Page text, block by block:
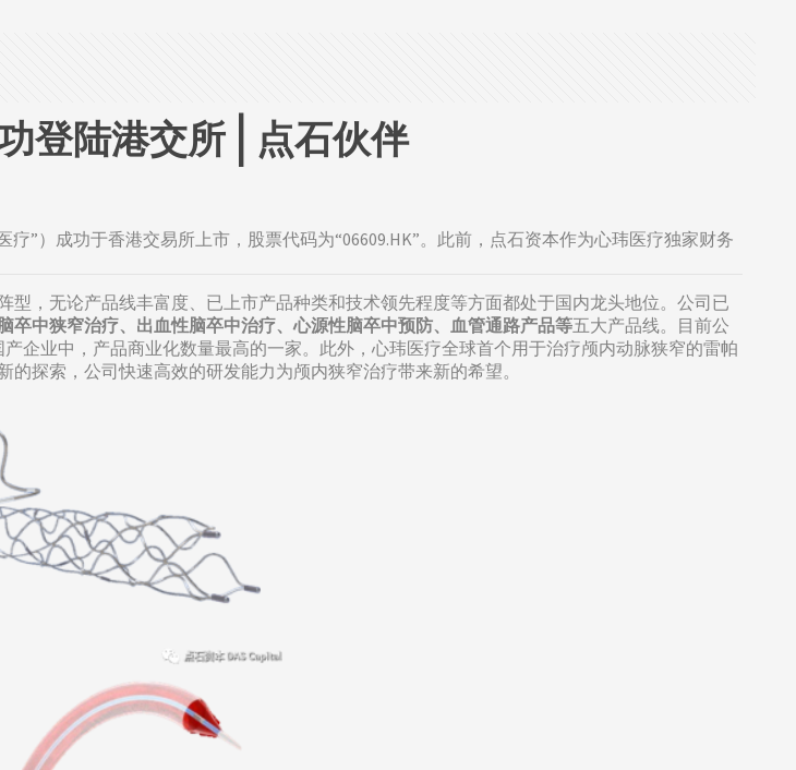
登陆港交所 | 点石伙伴
”）成功于香港交易所上市，股票代码为“06609.HK”。此前，点石资本作为心玮医疗独家财务
，无论产品线丰富度、已上市产品种类和技术领先程度等方面都处于国内龙头地位。公司已
卒中狭窄治疗、出血性脑卒中治疗、心源性脑卒中预防、血管通路产品等五大产品线。目前公
企业中，产品商业化数量最高的一家。此外，心玮医疗全球首个用于治疗颅内动脉狭窄的雷帕
探索，公司快速高效的研发能力为颅内狭窄治疗带来新的希望。